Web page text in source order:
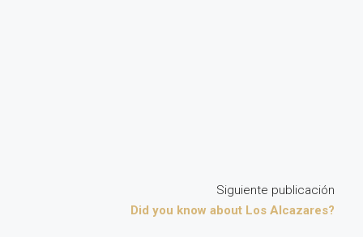
Siguiente publicación
Did you know about Los Alcazares?